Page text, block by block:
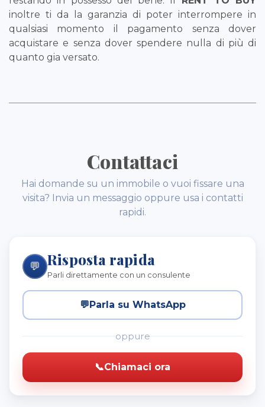
inoltre ti da la garanzia di poter interrompere in
qualsiasi momento il pagamento senza dover
acquistare e senza dover spendere nulla di più di
quanto gia versato.
Contattaci
Hai domande su un immobile o vuoi fissare una
visita? Invia un messaggio oppure usa i contatti
rapidi.
💬 Risposta rapida
Parli direttamente con un consulente
💬Parla su WhatsApp
oppure
📞Chiamaci ora